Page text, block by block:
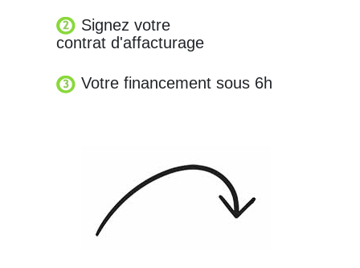
Signez votre
contrat d'affacturage
Votre financement sous 6h